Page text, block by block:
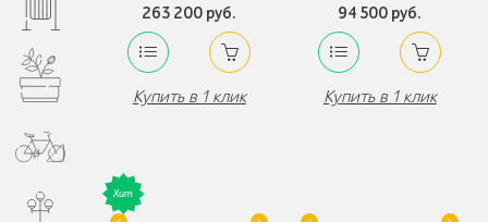
263 200 руб.
Купить в 1 клик
94 500 руб.
Купить в 1 клик